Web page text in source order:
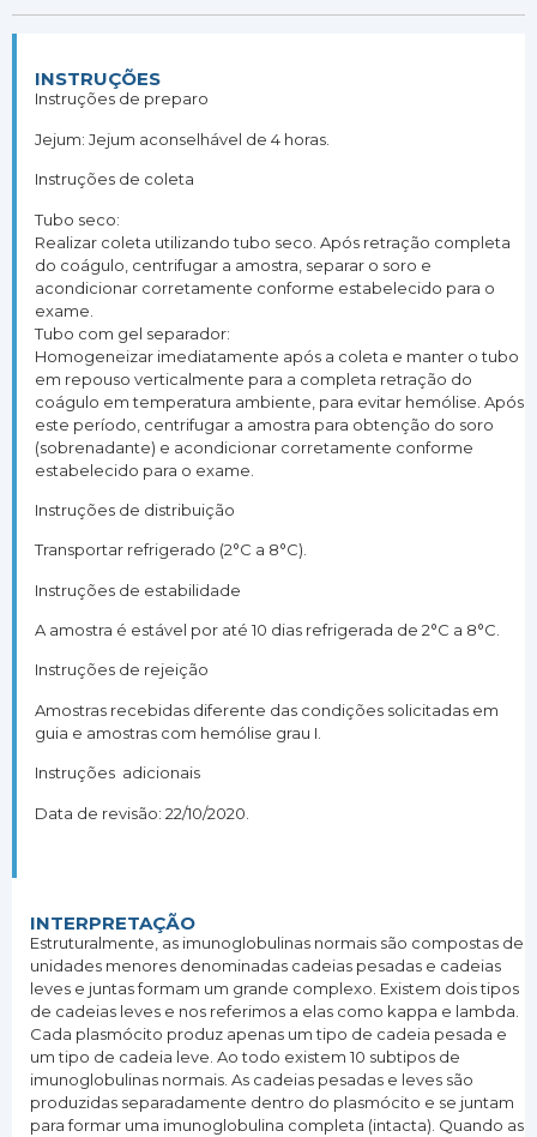
INSTRUÇÕES
Instruções de preparo
Jejum: Jejum aconselhável de 4 horas.
Instruções de coleta
Tubo seco:
Realizar coleta utilizando tubo seco. Após retração completa
do coágulo, centrifugar a amostra, separar o soro e
acondicionar corretamente conforme estabelecido para o
exame.
Tubo com gel separador:
Homogeneizar imediatamente após a coleta e manter o tubo
em repouso verticalmente para a completa retração do
coágulo em temperatura ambiente, para evitar hemólise. Após
este período, centrifugar a amostra para obtenção do soro
(sobrenadante) e acondicionar corretamente conforme
estabelecido para o exame.
Instruções de distribuição
Transportar refrigerado (2°C a 8°C).
Instruções de estabilidade
A amostra é estável por até 10 dias refrigerada de 2°C a 8°C.
Instruções de rejeição
Amostras recebidas diferente das condições solicitadas em
guia e amostras com hemólise grau I.
Instruções adicionais
Data de revisão: 22/10/2020.
INTERPRETAÇÃO
Estruturalmente, as imunoglobulinas normais são compostas de
unidades menores denominadas cadeias pesadas e cadeias
leves e juntas formam um grande complexo. Existem dois tipos
de cadeias leves e nos referimos a elas como kappa e lambda.
Cada plasmócito produz apenas um tipo de cadeia pesada e
um tipo de cadeia leve. Ao todo existem 10 subtipos de
imunoglobulinas normais. As cadeias pesadas e leves são
produzidas separadamente dentro do plasmócito e se juntam
para formar uma imunoglobulina completa (intacta). Quando as